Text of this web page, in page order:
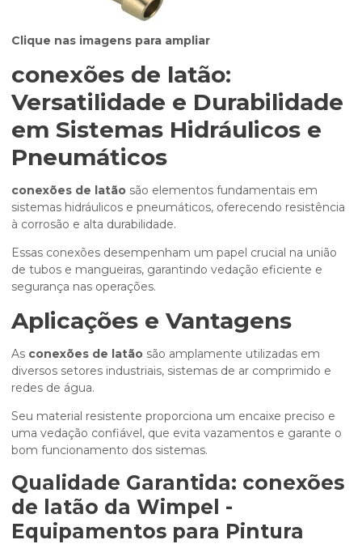
Clique nas imagens para ampliar
conexões de latão:
Versatilidade e Durabilidade
em Sistemas Hidráulicos e
Pneumáticos
conexões de latão são elementos fundamentais em
sistemas hidráulicos e pneumáticos, oferecendo resistência
à corrosão e alta durabilidade.
Essas conexões desempenham um papel crucial na união
de tubos e mangueiras, garantindo vedação eficiente e
segurança nas operações.
Aplicações e Vantagens
As conexões de latão são amplamente utilizadas em
diversos setores industriais, sistemas de ar comprimido e
redes de água.
Seu material resistente proporciona um encaixe preciso e
uma vedação confiável, que evita vazamentos e garante o
bom funcionamento dos sistemas.
Qualidade Garantida: conexões
de latão da Wimpel -
Equipamentos para Pintura